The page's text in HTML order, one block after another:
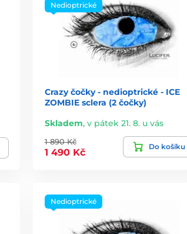
Nedioptrické
Crazy čočky - nedioptrické - ICE
ZOMBIE sclera (2 čočky)
Skladem, v pátek 21. 8. u vás
1 890 Kč
1 490 Kč
Do košíku
Nedioptrické